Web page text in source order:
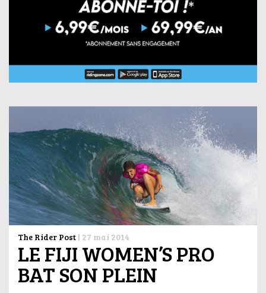
The Rider Post | 27 mai 2014
LE FIJI WOMEN’S PRO
BAT SON PLEIN